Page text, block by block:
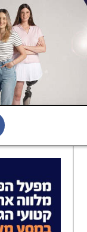
הירשמו